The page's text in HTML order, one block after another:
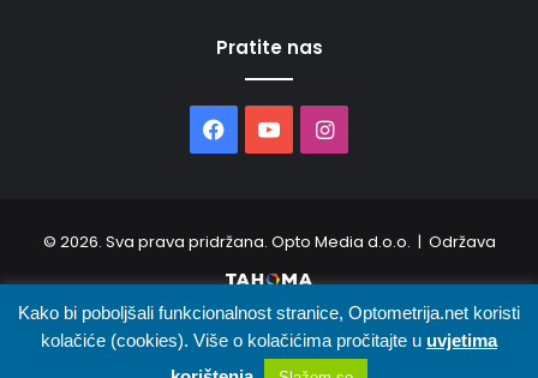
Pratite nas
Facebook
YouTubeInstagram
© 2026. Sva prava pridržana. Opto Media d.o.o. | Održava
O nama Uvjeti korištenja Oglašavanje Kontakt
Kako bi poboljšali funkcionalnost stranice, Optometrija.net koristi
kolačiće (cookies). Više o kolačićima pročitajte u uvjetima